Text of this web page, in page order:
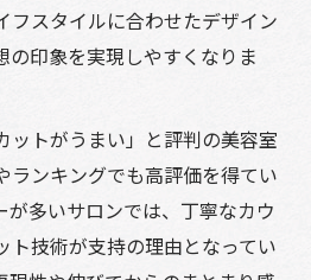
フスタイルに合わせたデザイン
の印象を実現しやすくなりま
ットがうまい」と評判の美容室
ランキングでも高評価を得てい
が多いサロンでは、丁寧なカウ
ト技術が支持の理由となってい